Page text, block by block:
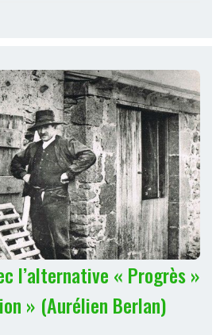
l’alternative « Progrès »
» (Aurélien Berlan)